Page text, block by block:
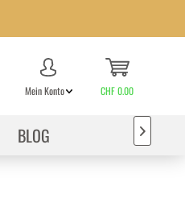
Mein Konto CHF 0.00
BLOG 